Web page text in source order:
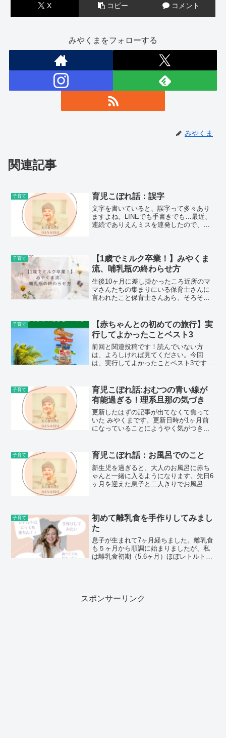
X コピー コメント
みやくまをフォローする
みやくま
関連記事
子育て 育児こぼれ話：誤字
文字を書いていると、誤字って多々あり
ますよね。LINEでも手書きでも…最近、
連続でありえんミスを連発したので、投
ものを、気がつ...
子育て
【1歳でミルク卒業！】みやくま
流、哺乳瓶の終わらせ方
生後10ヶ月に差し掛かったころ近所のマ
マさんたちの集まりにいる保育士さんに
言われたこと保育士さんあら、そろそそ
離乳食進んでいるんだから、哺乳瓶を無
くすようにしていかない...
子育て
【赤ちゃんとの初めての旅行】実
行してよかったことベスト3
前回と関連投稿です！読んでいない方
は、よろしければ見てください。今回
は、実行してよかったことベスト3です。
8日の国内旅行行き帰りは飛行機旅行中の
移動は、ほとんど車4都...
子育て
育児こぼれ話:おむつの青い線が
有能過ぎる！理系旦那の気づき
更新したはずの記事が出てなくて焦って
いた みやくまです。更新日時が1ヶ月前
になっていることにようやく気がつきま
むつに現れる青い線はおしっこをしたと
いうサインです。旦那が...
子育て 育児こぼれ話：お風呂でのこと
新生児を過ぎると、大人のお風呂に赤ち
ゃんと一緒に入るようになります。先日6
ヶ月を迎えた息子と二人きりでお風呂に
ように寝かせました。シャ...
子育て
初めて離乳食を手作りしてみまし
た
息子が生まれて7ヶ月経ちました。離乳食
も５ヶ月から順調に始まりましたが、私
は離乳食初期（5.6ヶ月）ほぼレトルトで
スポンサーリンク